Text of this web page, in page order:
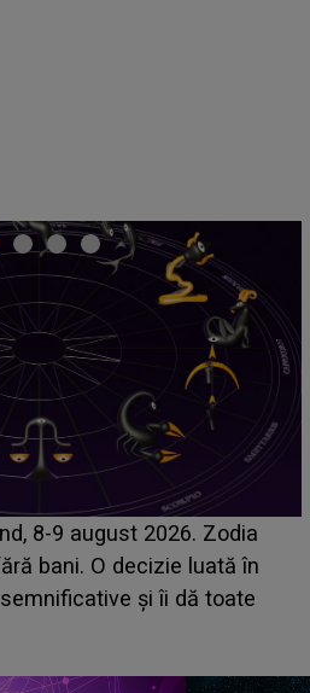
ASCUNS până
concurentul din Casa Iubirii
despre mama
eu nu te iubesc pentru